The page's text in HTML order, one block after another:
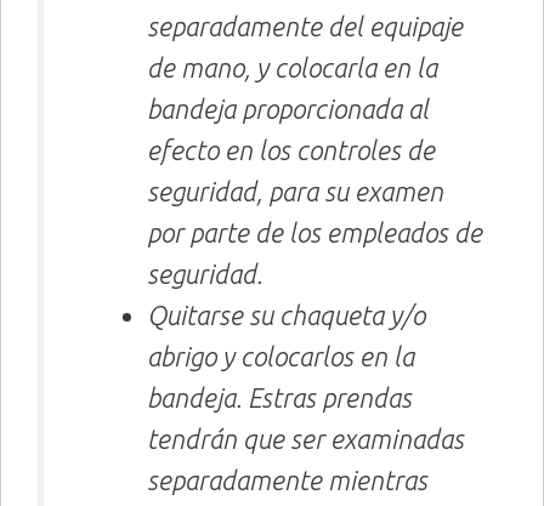
separadamente del equipaje
de mano, y colocarla en la
bandeja proporcionada al
efecto en los controles de
seguridad, para su examen
por parte de los empleados de
seguridad.
Quitarse su chaqueta y/o
abrigo y colocarlos en la
bandeja. Estras prendas
tendrán que ser examinadas
separadamente mientras